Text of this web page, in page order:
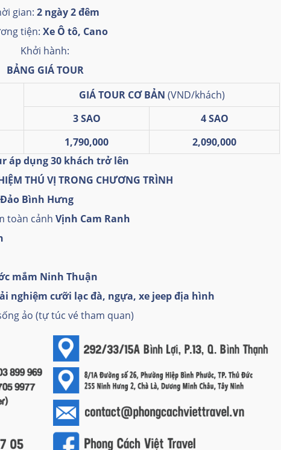
gian:2 ngày 2 đêm
tiện: Xe Ô tô, Cano
Khởi hành:
BẢNG GIÁ TOUR
GIÁ TOUR CƠ BẢN (VND/khách)
3 SAO
4 SAO
1,790,000
2,090,000
áp dụng 30 khách trở lên
THÚ VỊ TRONG CHƯƠNG TRÌNH
Bình Hưng
toàn cảnh Vịnh Cam Ranh
mắm Ninh Thuận
nghiệm cưỡi lạc đà, ngựa, xe jeep địa hình
ảo (tự túc vé tham quan)